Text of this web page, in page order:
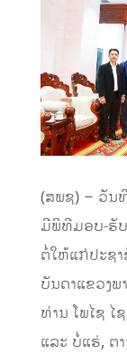
(ສພຊ) – ວັນ
ມີພິທີມອບ-ຮັບ
ຕໍ່ໃຫ້ແກ່ປະຊ
ບັນດາແຂວງ
ທ່ານ ໂພໄຊ ໄ
ແລະ ບໍ່ແຮ່, ຕ